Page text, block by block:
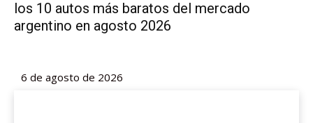
los 10 autos más baratos del mercado
argentino en agosto 2026
6 de agosto de 2026